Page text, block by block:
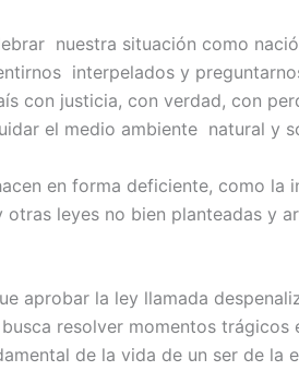
nuestra situación como
interpelados y
con justicia, con verdad, con
el medio ambiente natural y
en forma deficiente, como la
leyes no bien planteadas y
aprobar la ley llamada
resolver momentos trágicos
de la vida de un ser de la